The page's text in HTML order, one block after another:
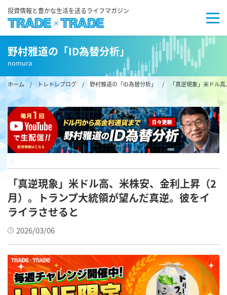
投資情報と豊かな生活を送るライフマガジン
野村雅道の「ID為替分析」
nomura
ホーム/ トレトレブログ / 野村雅道の「ID為替分析」 / 「真逆現象」米ドル高
「真逆現象」米ドル高、米株安、金利上昇（2
月）。トランプ大統領が望んだ真逆。彼をイ
ライラさせると
2026/03/06